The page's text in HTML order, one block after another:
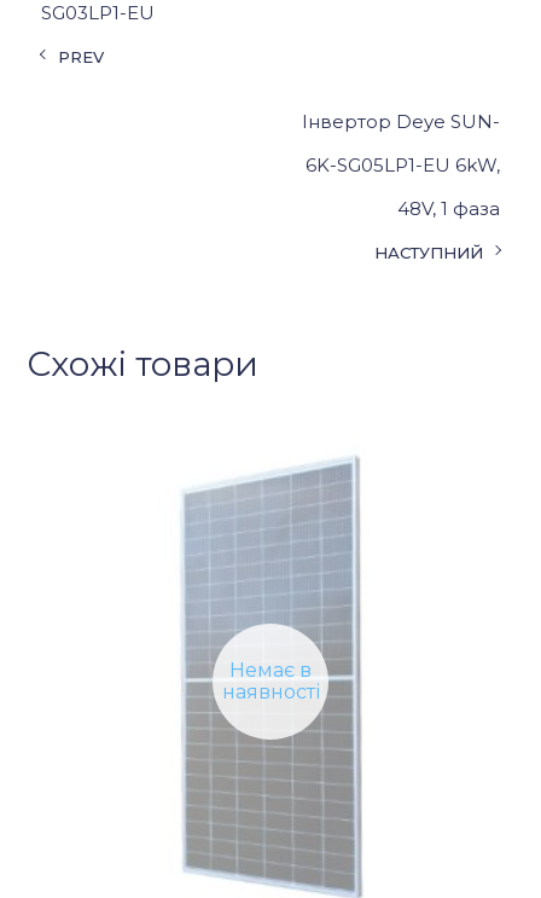
SG03LP1-EU
PREV
Інвертор Deye SUN-
6K-SG05LP1-EU 6kW,
48V, 1 фаза
НАСТУПНИЙ
Схожі товари
Немає в
наявності